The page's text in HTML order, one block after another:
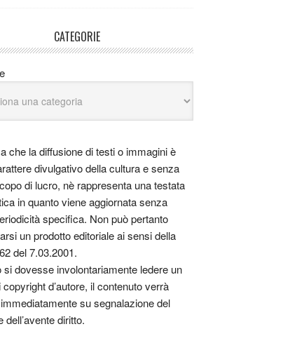
CATEGORIE
che la diffusione di testi o immagini è
divulgativo della cultura e senza
di lucro, nè rappresenta una testata
in quanto viene aggiornata senza
specifica. Non può pertanto
un prodotto editoriale ai sensi della
del 7.03.2001.
si dovesse involontariamente ledere un
d’autore, il contenuto verrà
su segnalazione del
dell’avente diritto.